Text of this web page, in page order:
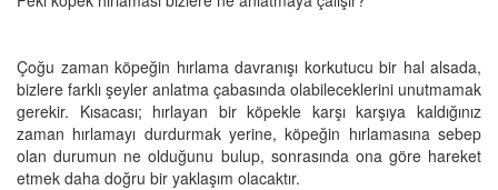
Çoğu zaman köpeğin hırlama davranışı korkutucu bir hal alsada,
bizlere farklı şeyler anlatma çabasında olabileceklerini unutmamak
gerekir. Kısacası; hırlayan bir köpekle karşı karşıya kaldığınız
zaman hırlamayı durdurmak yerine, köpeğin hırlamasına sebep
olan durumun ne olduğunu bulup, sonrasında ona göre hareket
etmek daha doğru bir yaklaşım olacaktır.